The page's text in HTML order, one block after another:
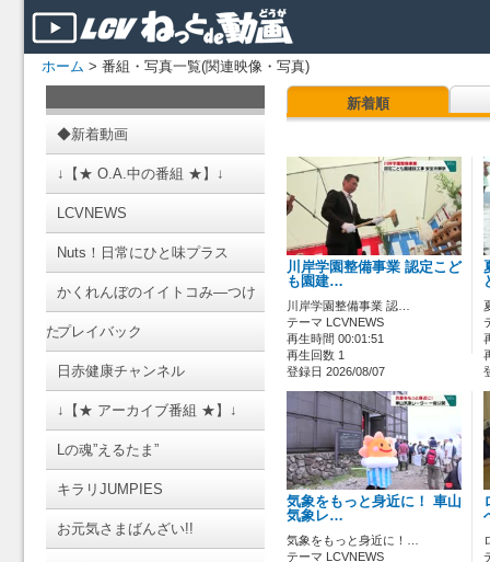
ホーム > 番組・写真一覧(関連映像・写真)
◆新着動画
↓【★ O.A.中の番組 ★】↓
LCVNEWS
Nuts！日常にひと味プラス
かくれんぼのイイトコみ―つけ
たプレイバック
日赤健康チャンネル
↓【★ アーカイブ番組 ★】↓
Lの魂”えるたま”
キラリJUMPIES
お元気さまばんざい!!
新着順
川岸学園整備事業 認定こど
も園建…
川岸学園整備事業 認…
テーマ LCVNEWS
再生時間 00:01:51
再生回数 1
登録日 2026/08/07
気象をもっと身近に！ 車山
気象レ…
気象をもっと身近に！…
テーマ LCVNEWS